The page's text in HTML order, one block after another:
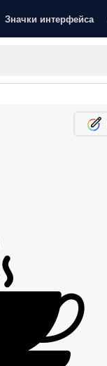
Значки интерфейса